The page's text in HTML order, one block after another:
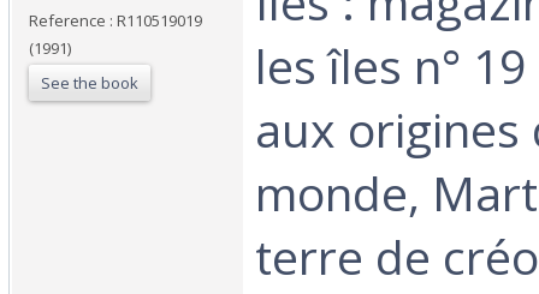
Reference : R110519019
(1991)
See the book
les îles n°
aux
monde,
terre de